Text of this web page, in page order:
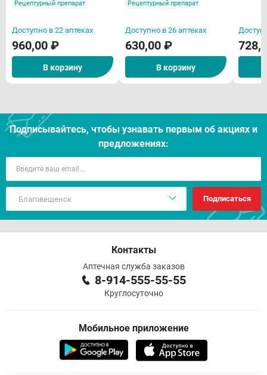
Рецептурный препарат
Доступно в 22 аптеках
960,00 ₽
В корзину
Рецептурный препарат
Доступно в 26 аптеках
630,00 ₽
В корзину
Подписывайтесь, чтобы узнавать первым об акцияx и
предложениях:
Подписаться
Контакты
Аптечная служба заказов
8-914-555-55-55
Круглосуточно
Мобильное приложение